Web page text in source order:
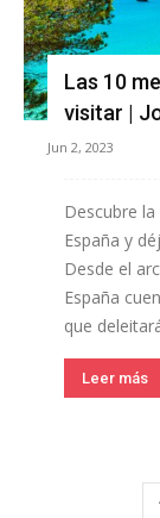
Las 10
visitar |
Jun 2, 2023
Descubre
España y
Desde el
España
que
Leer más